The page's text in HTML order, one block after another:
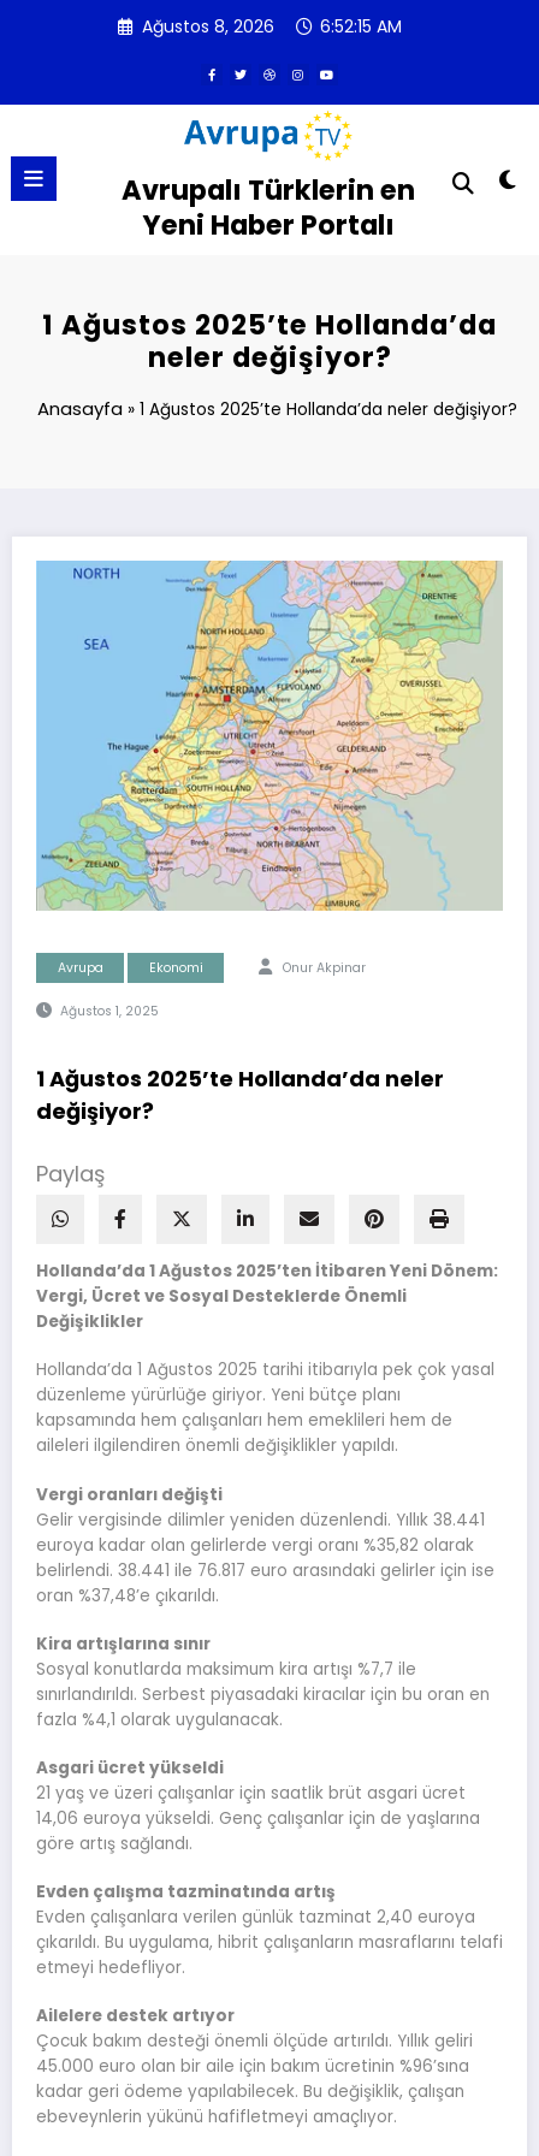
Ağustos 8, 2026 6:52:15 AM
Avrupalı Türklerin en
Yeni Haber Portalı
1 Ağustos 2025’te Hollanda’da
neler değişiyor?
Anasayfa »1 Ağustos 2025’te Hollanda’da neler değişiyor?
Avrupa Ekonomi Onur Akpinar
Ağustos 1, 2025
1 Ağustos 2025’te Hollanda’da neler
değişiyor?
Paylaş
Hollanda’da 1 Ağustos 2025’ten İtibaren Yeni Dönem:
Vergi, Ücret ve Sosyal Desteklerde Önemli
Değişiklikler
Hollanda’da 1 Ağustos 2025 tarihi itibarıyla pek çok yasal
düzenleme yürürlüğe giriyor. Yeni bütçe planı
kapsamında hem çalışanları hem emeklileri hem de
aileleri ilgilendiren önemli değişiklikler yapıldı.
Vergi oranları değişti
Gelir vergisinde dilimler yeniden düzenlendi. Yıllık 38.441
euroya kadar olan gelirlerde vergi oranı %35,82 olarak
belirlendi. 38.441 ile 76.817 euro arasındaki gelirler için ise
oran %37,48’e çıkarıldı.
Kira artışlarına sınır
Sosyal konutlarda maksimum kira artışı %7,7 ile
sınırlandırıldı. Serbest piyasadaki kiracılar için bu oran en
fazla %4,1 olarak uygulanacak.
Asgari ücret yükseldi
21 yaş ve üzeri çalışanlar için saatlik brüt asgari ücret
14,06 euroya yükseldi. Genç çalışanlar için de yaşlarına
göre artış sağlandı.
Evden çalışma tazminatında artış
Evden çalışanlara verilen günlük tazminat 2,40 euroya
çıkarıldı. Bu uygulama, hibrit çalışanların masraflarını telafi
etmeyi hedefliyor.
Ailelere destek artıyor
Çocuk bakım desteği önemli ölçüde artırıldı. Yıllık geliri
45.000 euro olan bir aile için bakım ücretinin %96’sına
kadar geri ödeme yapılabilecek. Bu değişiklik, çalışan
ebeveynlerin yükünü hafifletmeyi amaçlıyor.